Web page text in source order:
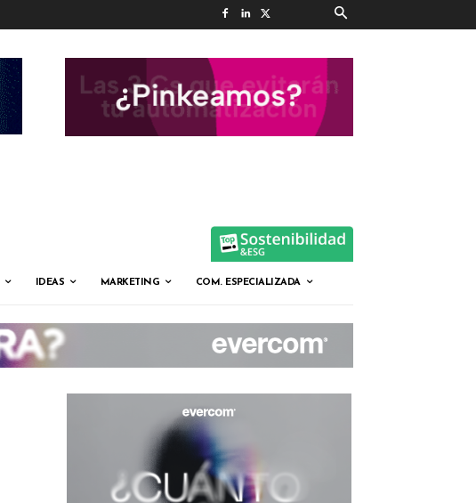
IDEAS MARKETING COM. ESPECIALIZADA